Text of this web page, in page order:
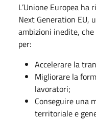
L’Unione Europea
Next Generation EU,
ambizioni inedite,
per:
Accelerare la
Migliorare la
lavoratori;
Conseguire una
territoriale e